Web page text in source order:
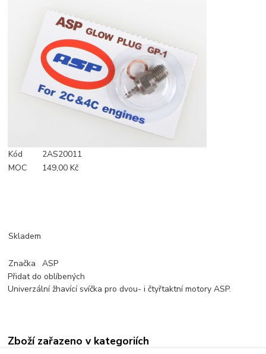
Kód
2AS20011
MOC
149,00 Kč
Skladem
Značka
ASP
Přidat do oblíbených
Univerzální žhavící svíčka pro dvou- i čtyřtaktní motory ASP.
Zboží zařazeno v kategoriích